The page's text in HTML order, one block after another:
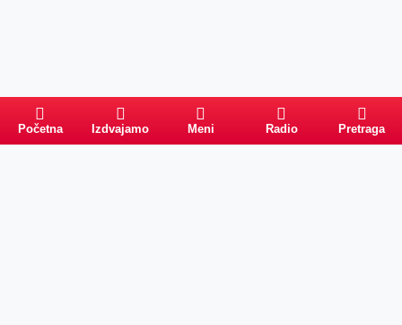
Početna Izdvajamo Meni Radio Pretraga